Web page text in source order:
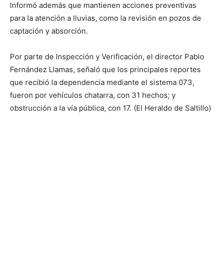
Informó además que mantienen acciones preventivas
para la atención a lluvias, como la revisión en pozos de
captación y absorción.
Por parte de Inspección y Verificación, el director Pablo
Fernández Llamas, señaló que los principales reportes
que recibió la dependencia mediante el sistema 073,
fueron por vehículos chatarra, con 31 hechos; y
obstrucción a la vía pública, con 17. (El Heraldo de Saltillo)